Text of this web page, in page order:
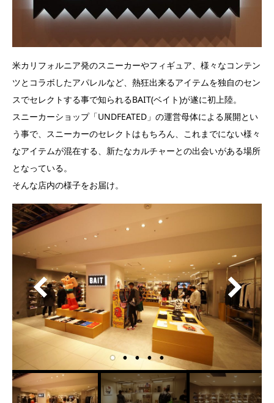
米カリフォルニア発のスニーカーやフィギュア、様々なコンテン
ツとコラボしたアパレルなど、熱狂出来るアイテムを独自のセン
スでセレクトする事で知られるBAIT(ベイト)が遂に初上陸。
スニーカーショップ「UNDFEATED」の運営母体による展開とい
う事で、スニーカーのセレクトはもちろん、これまでにない様々
なアイテムが混在する、新たなカルチャーとの出会いがある場所
となっている。
そんな店内の様子をお届け。